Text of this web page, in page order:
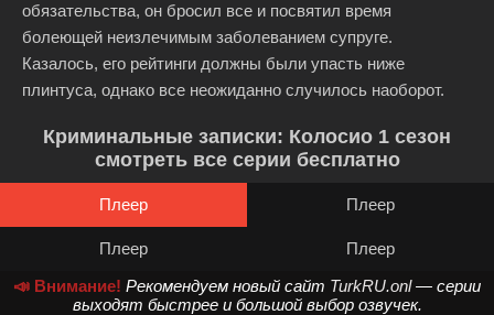
обязательства, он бросил все и посвятил время
болеющей неизлечимым заболеванием супруге.
Казалось, его рейтинги должны были упасть ниже
плинтуса, однако все неожиданно случилось наоборот.
Криминальные записки: Колосио 1 сезон
смотреть все серии бесплатно
Плеер Плеер
Плеер
Плеер
📣 Внимание! Рекомендуем новый сайт TurkRU.onl— серии
выходят быстрее и большой выбор озвучек.